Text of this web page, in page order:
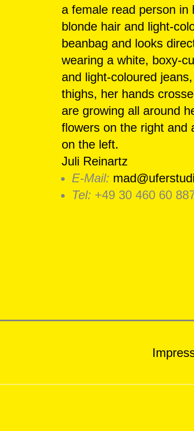
Juli Reinartz
E-Mail:
Tel: +49 30 460 60